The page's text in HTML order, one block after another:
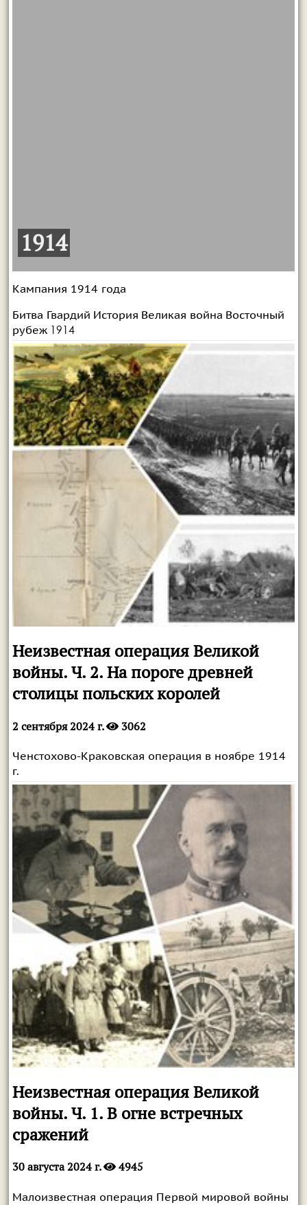
1914
Кампания 1914 года
Битва Гвардий История Великая война Восточный
рубеж 1914
Неизвестная операция Великой
войны. Ч. 2. На пороге древней
столицы польских королей
2 сентября 2024 г. 3062
Ченстохово-Краковская операция в ноябре 1914
г.
Неизвестная операция Великой
войны. Ч. 1. В огне встречных
сражений
30 августа 2024 г. 4945
Малоизвестная операция Первой мировой войны